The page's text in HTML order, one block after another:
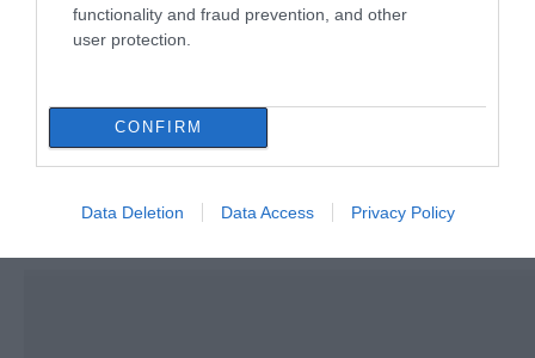
functionality and fraud prevention, and other
user protection.
CONFIRM
Data Deletion Data Access Privacy Policy
Μύκονος: Έψαχναν τσάντα και
Rolex αξίας 75.000 ευρώ – Η
Τρόμος στην Εύβοια: Δύο
άγνωστοι εισέβαλαν σε σπίτι
άρπαξαν
από τη θάλασσα
75.000 ευρώ – Η